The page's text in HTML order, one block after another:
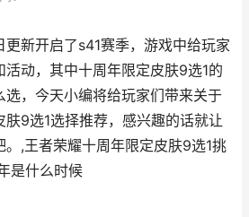
新开启了s41赛季，游戏中给玩家
动，其中十周年限定皮肤9选1的
选，今天小编将给玩家们带来关于
肤9选1选择推荐，感兴趣的话就让
,王者荣耀十周年限定皮肤9选1挑
是什么时候